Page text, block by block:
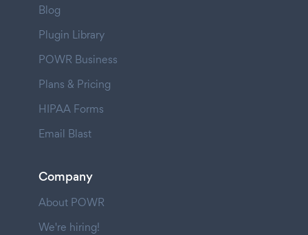
Blog
Plugin Library
POWR Business
Plans & Pricing
HIPAA Forms
Email Blast
Company
About POWR
We're hiring!